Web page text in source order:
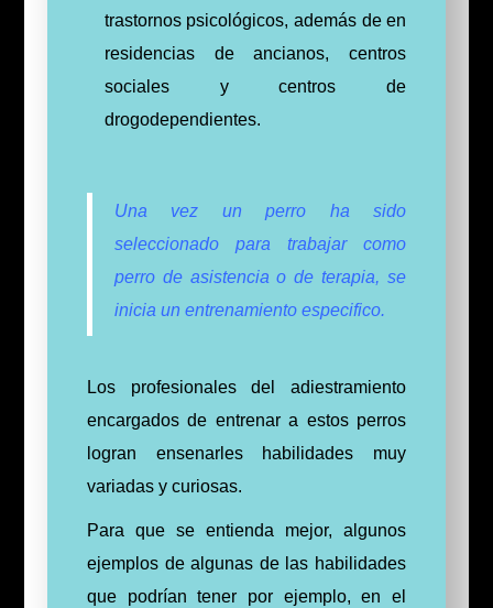
trastornos psicológicos, además de en
residencias de ancianos, centros
sociales y centros de
drogodependientes.
Una vez un perro ha sido
seleccionado para trabajar como
perro de asistencia o de terapia, se
inicia un entrenamiento especifico.
Los profesionales del adiestramiento
encargados de entrenar a estos perros
logran ensenarles habilidades muy
variadas y curiosas.
Para que se entienda mejor, algunos
ejemplos de algunas de las habilidades
que podrían tener por ejemplo, en el